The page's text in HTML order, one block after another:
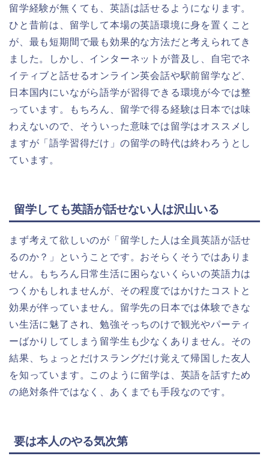
留学経験が無くても、英語は話せるようになります。
ひと昔前は、留学して本場の英語環境に身を置くこと
が、最も短期間で最も効果的な方法だと考えられてき
ました。しかし、インターネットが普及し、自宅でネ
イティブと話せるオンライン英会話や駅前留学など、
日本国内にいながら語学が習得できる環境が今では整
っています。もちろん、留学で得る経験は日本では味
わえないので、そういった意味では留学はオススメし
ますが「語学習得だけ」の留学の時代は終わろうとし
ています。
留学しても英語が話せない人は沢山いる
まず考えて欲しいのが「留学した人は全員英語が話せ
るのか？」ということです。おそらくそうではありま
せん。もちろん日常生活に困らないくらいの英語力は
つくかもしれませんが、その程度ではかけたコストと
効果が伴っていません。留学先の日本では体験できな
い生活に魅了され、勉強そっちのけで観光やパーティ
ーばかりしてしまう留学生も少なくありません。その
結果、ちょっとだけスラングだけ覚えて帰国した友人
を知っています。このように留学は、英語を話すため
の絶対条件ではなく、あくまでも手段なのです。
要は本人のやる気次第